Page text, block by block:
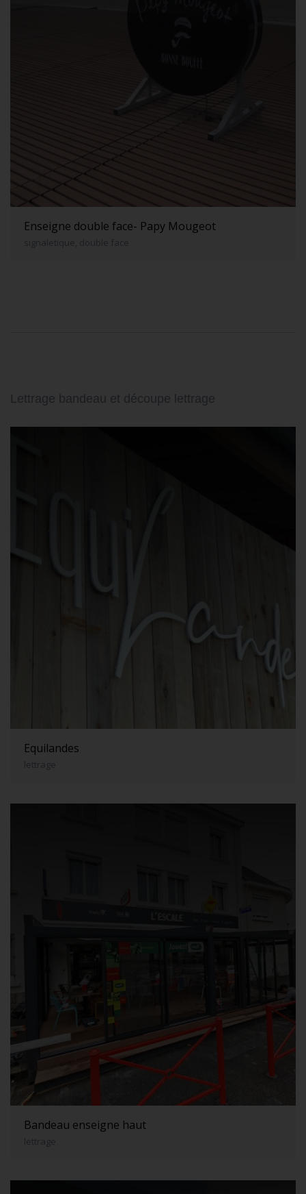
Enseigne double face- Papy Mougeot
signaletique, double face
Lettrage bandeau et découpe lettrage
Equilandes
lettrage
Bandeau enseigne haut
lettrage